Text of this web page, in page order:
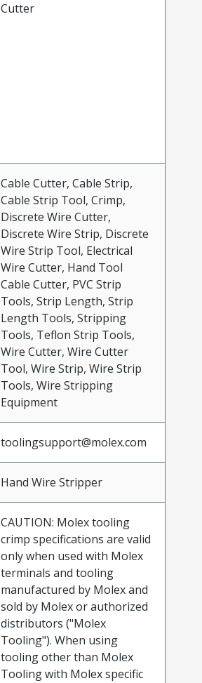
Cutter
Cable Cutter, Cable Strip,
Cable Strip Tool, Crimp,
Discrete Wire Cutter,
Discrete Wire Strip, Discrete
Wire Strip Tool, Electrical
Wire Cutter, Hand Tool
Cable Cutter, PVC Strip
Tools, Strip Length, Strip
Length Tools, Stripping
Tools, Teflon Strip Tools,
Wire Cutter, Wire Cutter
Tool, Wire Strip, Wire Strip
Tools, Wire Stripping
Equipment
toolingsupport@molex.com
Hand Wire Stripper
CAUTION: Molex tooling
crimp specifications are valid
only when used with Molex
terminals and tooling
manufactured by Molex and
sold by Molex or authorized
distributors ("Molex
Tooling"). When using
tooling other than Molex
Tooling with Molex specific